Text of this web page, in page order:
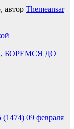
автор Themeansar
БОРЕМСЯ ДО
(1474) 09 февраля